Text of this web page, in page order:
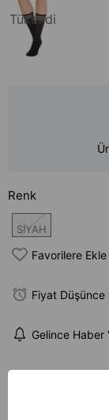
Tükendi
Renk
SİYAH
Favorilere Ekle
Fiyat Düşünce
Gelince Haber